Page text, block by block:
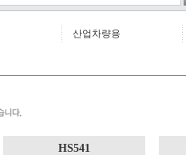
산업차량용
HS541